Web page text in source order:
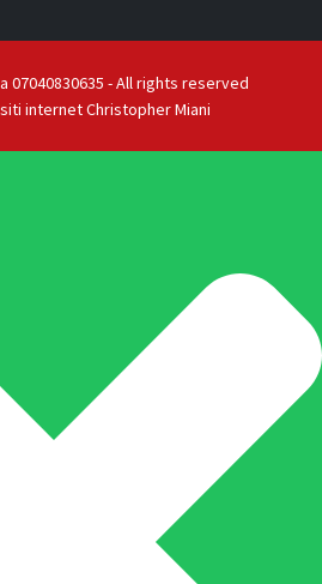
07040830635 - All rights reserved
internet Christopher Miani